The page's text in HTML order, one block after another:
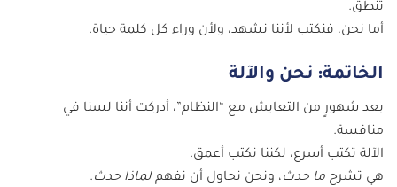
تُنطق.
أما نحن، فنكتب لأننا نشهد، ولأن وراء كل كلمة حياة.
الخاتمة: نحن والآلة
بعد شهورٍ من التعايش مع “النظام”، أدركت أننا لسنا في
منافسة.
الآلة تكتب أسرع، لكننا نكتب أعمق.
هي تشرح ما حدث، ونحن نحاول أن نفهم لماذا حدث.